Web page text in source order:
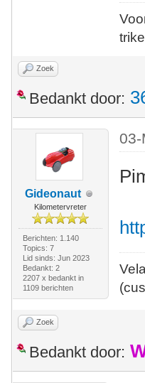
Zoek
Bedankt door:
Gideonaut
Kilometervreter
Berichten: 1.140
Topics: 7
Lid sinds: Jun 2023
Bedankt: 2
2207 x bedankt in
1109 berichten
Zoek
Bedankt door: